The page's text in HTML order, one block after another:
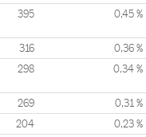
395 0,45 %
316 0,36 %
298 0,34 %
269 0,31 %
204 0,23 %